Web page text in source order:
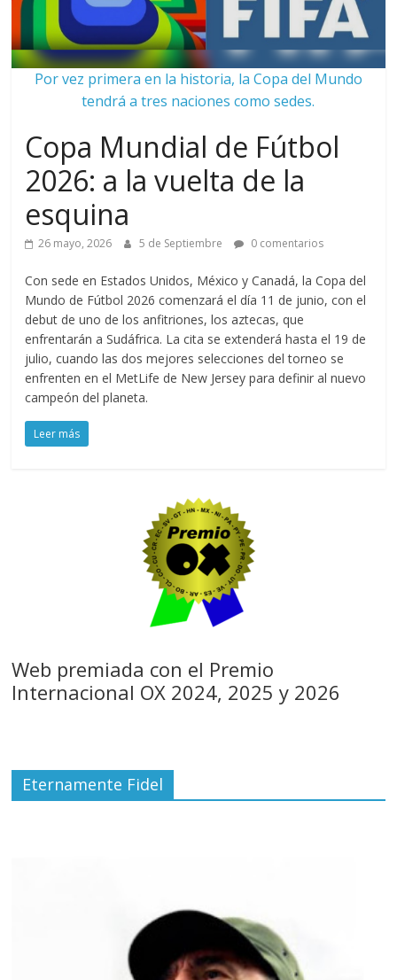
Por vez primera en la historia, la Copa del Mundo
tendrá a tres naciones como sedes.
Copa Mundial de Fútbol
2026: a la vuelta de la
esquina
26 mayo, 2026 5 de Septiembre 0 comentarios
Con sede en Estados Unidos, México y Canadá, la Copa del
Mundo de Fútbol 2026 comenzará el día 11 de junio, con el
debut de uno de los anfitriones, los aztecas, que
enfrentarán a Sudáfrica. La cita se extenderá hasta el 19 de
julio, cuando las dos mejores selecciones del torneo se
enfrenten en el MetLife de New Jersey para definir al nuevo
campeón del planeta.
Leer más
Web premiada con el Premio
Internacional OX 2024, 2025 y 2026
Eternamente Fidel